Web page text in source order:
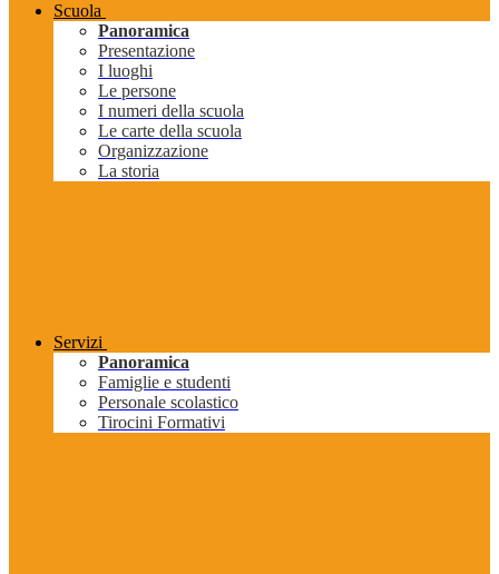
Scuola
Panoramica
Presentazione
I luoghi
Le persone
I numeri della scuola
Le carte della scuola
Organizzazione
La storia
Servizi
Panoramica
Famiglie e studenti
Personale scolastico
Tirocini Formativi